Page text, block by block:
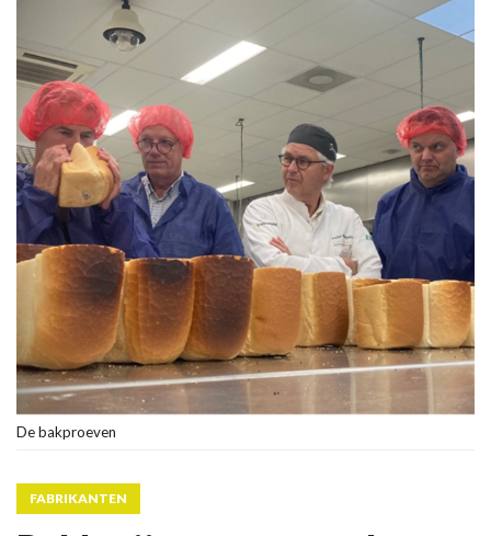
De bakproeven
FABRIKANTEN